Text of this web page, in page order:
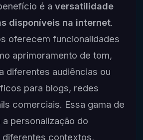
é a versatilidade
disponíveis na internet.
oferecem funcionalidades
aprimoramento de tom,
diferentes audiências ou
para blogs, redes
comerciais. Essa gama de
personalização do
diferentes contextos,